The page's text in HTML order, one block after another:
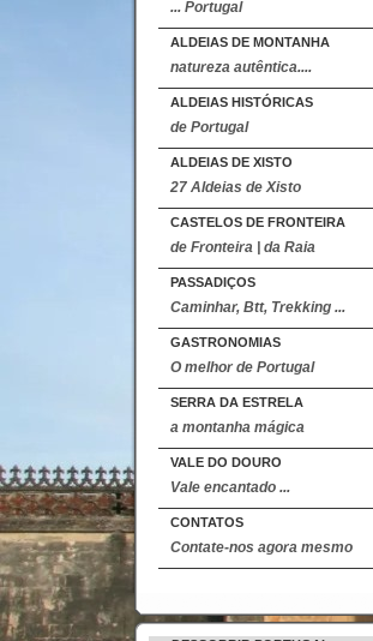
... Portugal
ALDEIAS DE MONTANHA
natureza autêntica....
ALDEIAS HISTÓRICAS
de Portugal
ALDEIAS DE XISTO
27 Aldeias de Xisto
CASTELOS DE FRONTEIRA
de Fronteira | da Raia
PASSADIÇOS
Caminhar, Btt, Trekking ...
GASTRONOMIAS
O melhor de Portugal
SERRA DA ESTRELA
a montanha mágica
VALE DO DOURO
Vale encantado ...
CONTATOS
Contate-nos agora mesmo